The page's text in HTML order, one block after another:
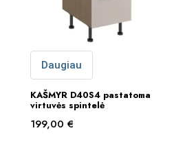
Daugiau
KAŠMYR D40S4 pastatoma
virtuvės spintelė
199,00 €